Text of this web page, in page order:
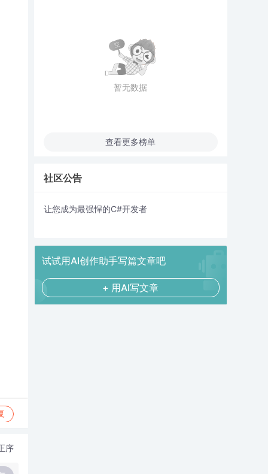
序
暂无数据
查看更多榜单
社区公告
让您成为最强悍的C#开发者
试试用AI创作助手写篇文章吧
+ 用AI写文章